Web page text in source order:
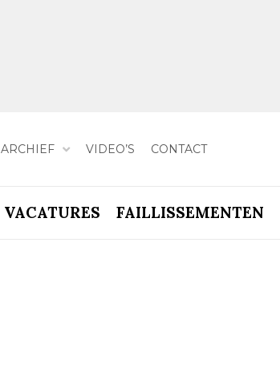
ARCHIEF VIDEO’S CONTACT
VACATURES FAILLISSEMENTEN